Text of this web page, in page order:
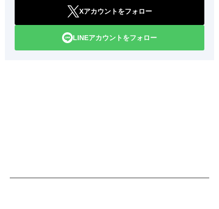
Xアカウントをフォロー
LINEアカウントをフォロー